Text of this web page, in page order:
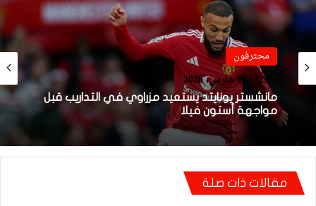
محترفون
22:01 | 14 مارس، 2026
مانشستر يونايتد يستعيد مزراوي في التداريب قبل
مواجهة أستون فيلا
فيديو
21:49 | 14 مارس، 2026
فيديو.. هدف أوناحي الرائع واحتفاليته التي
تتضمن رسالة لوهبي
مقالات ذات صلة